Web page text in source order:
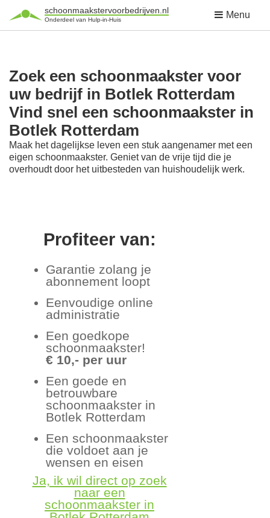
schoonmaakstervoorbedrijven.nl
Onderdeel van Hulp-in-Huis Menu
Zoek een schoonmaakster voor
uw bedrijf in Botlek Rotterdam
Vind snel een schoonmaakster in
Botlek Rotterdam
Maak het dagelijkse leven een stuk aangenamer met een
eigen schoonmaakster. Geniet van de vrije tijd die je
overhoudt door het uitbesteden van huishoudelijk werk.
Profiteer van:
Garantie zolang je
abonnement loopt
Eenvoudige online
administratie
Een goedkope
schoonmaakster!
€ 10,- per uur
Een goede en
betrouwbare
schoonmaakster in
Botlek Rotterdam
Een schoonmaakster
die voldoet aan je
wensen en eisen
Ja, ik wil direct op zoek
naar een
schoonmaakster in